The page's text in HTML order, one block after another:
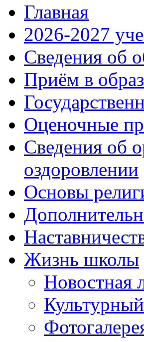
Главная
2026-2027
Сведения об
Приём в
Оценочные
Сведения об
оздоровлении
Основы
Жизнь школы
Новостная